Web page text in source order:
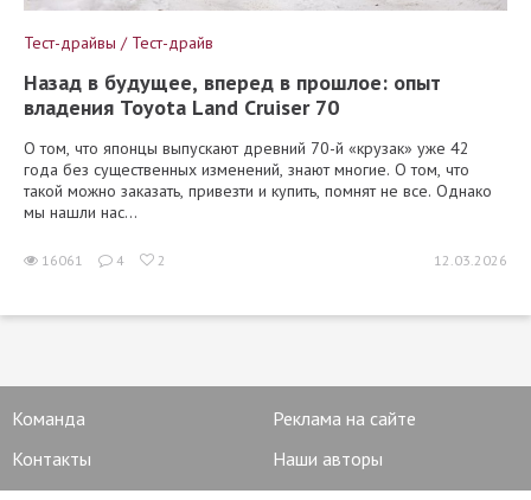
Тест-драйвы / Тест-драйв
Назад в будущее, вперед в прошлое: опыт
владения Toyota Land Cruiser 70
О том, что японцы выпускают древний 70-й «крузак» уже 42
года без существенных изменений, знают многие. О том, что
такой можно заказать, привезти и купить, помнят не все. Однако
мы нашли нас...
16061 4 2 12.03.2026
Команда
Реклама на сайте
Контакты
Наши авторы